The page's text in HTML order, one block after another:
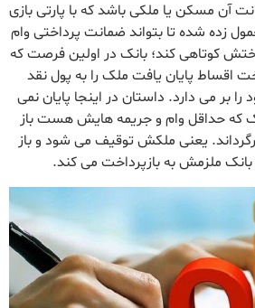
آن مسکن یا ملکی باشد که با پارتی بازی
زده شده تا بتواند ضمانت پرداختی وام
کوتاهی کند؛ بانک در اولین فرصت که
اقساط پایان یافت ملک را به پول نقد
بر می دارد. داستان در اینجا پایان نمی
که حداقل وام و جریمه هایش هست باز
یعنی ملکش توقیف می شود و باز
ملزمش به بازپرداخت می کند.